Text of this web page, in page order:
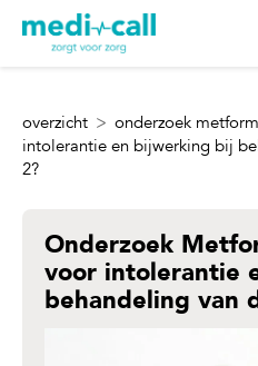
overzicht
onderzoek
intolerantie en bijwerking bij
2?
Onderzoek
voor intolerantie
behandeling van